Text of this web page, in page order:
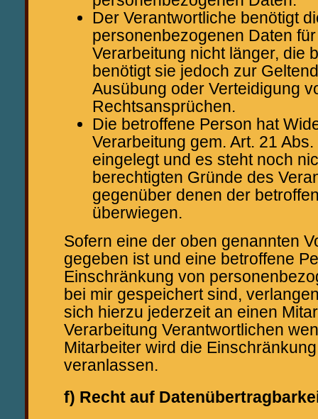
Der Verantwortliche benötigt
personenbezogenen Daten
Verarbeitung nicht länger, die
benötigt sie jedoch zur
Ausübung oder Verteidigung
Rechtsansprüchen.
Die betroffene Person hat
Verarbeitung gem. Art. 21
eingelegt und es steht noch
berechtigten Gründe des
gegenüber denen der
überwiegen.
Sofern eine der oben genannten
gegeben ist und eine betroffene
Einschränkung von
bei mir gespeichert sind,
sich hierzu jederzeit an einen
Verarbeitung Verantwortlichen
Mitarbeiter wird die
veranlassen.
f) Recht auf